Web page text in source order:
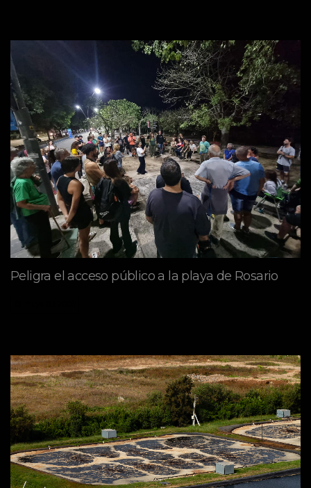
Peligra el acceso público a la playa de Rosario